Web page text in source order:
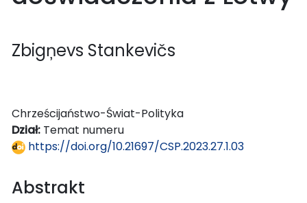
Zbigņevs Stankevičs
Chrześcijaństwo-Świat-Polityka
Dział: Temat numeru
https://doi.org/10.21697/CSP.2023.27.1.03
Abstrakt